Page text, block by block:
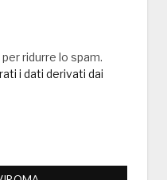
ridurre lo spam.
i dati derivati dai